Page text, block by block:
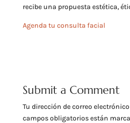
recibe una propuesta estética,
Agenda tu consulta facial
Submit a Comment
Tu dirección de correo
campos obligatorios están